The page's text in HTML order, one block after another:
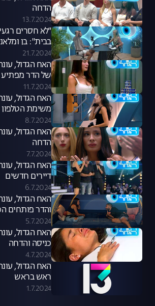
הדחה
13.7.2024
"לא חסרים
בבית": בן
למיקרופון
21.7.2024
של הדר מפתיע
11.7.2024
משימת הטלפון
8.7.2024
הדחה
7.7.2024
דיירים חדשים
6.7.2024
והדר פותחים
5.7.2024
כניסה והדחה
4.7.2024
ראש בראש
1.7.2024